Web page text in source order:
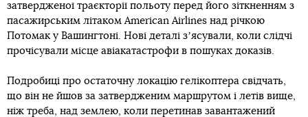
затвердженої траєкторії польоту перед його зіткненням з
пасажирським літаком American Airlines над річкою
Потомак у Вашингтоні. Нові деталі зʼясували, коли слідчі
прочісували місце авіакатастрофи в пошуках доказів.
Подробиці про остаточну локацію гелікоптера свідчать,
що він не йшов за затвердженим маршрутом і летів вище,
ніж треба, над землею, коли перетинав завантажений